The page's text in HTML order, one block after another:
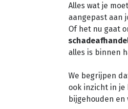
Alles wat je
aangepast aan
Of het nu gaat
alles is binnen
We begrijpen
ook inzicht in
bijgehouden